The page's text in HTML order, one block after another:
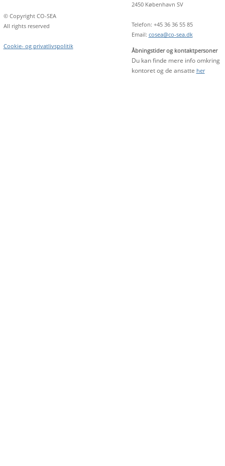
© Copyright CO-SEA
All rights reserved
Cookie- og privatlivspolitik
2450 København SV
Telefon: +45 36 36 55 85
Email: cosea@co-sea.dk
Åbningstider og kontaktpersoner
Du kan finde mere info omkring
kontoret og de ansatte her